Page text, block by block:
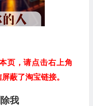
页，请点击右上角
蔽了淘宝链接。
我